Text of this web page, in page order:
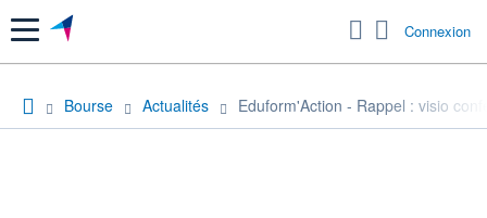
Menu Connexion
Bourse Actualités Eduform'Action - Rappel : visio